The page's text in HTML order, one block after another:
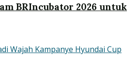
BRIncubator 2026 untuk